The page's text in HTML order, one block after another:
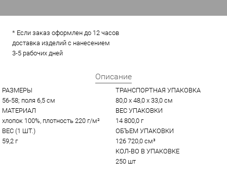
* Если заказ оформлен до 12 часов
доставка изделий с нанесением
3-5 рабочих дней
Описание
РАЗМЕРЫ
56-58; поля 6,5 см
МАТЕРИАЛ
хлопок 100%, плотность 220 г/м²
ВЕС (1 ШТ.)
59,2 г
ТРАНСПОРТНАЯ УПАКОВКА
80,0 x 48,0 x 33,0 см
ВЕС УПАКОВКИ
14 800,0 г
ОБЪЕМ УПАКОВКИ
126 720,0 см³
КОЛ-ВО В УПАКОВКЕ
250 шт